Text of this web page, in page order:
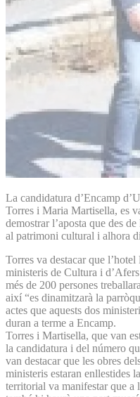
La candidatura d’Encamp
Torres i Maria Martisella, es
demostrar l’aposta que des
al patrimoni cultural i alhora
Torres va destacar que
ministeris de Cultura i
més de 200 persones
així “es dinamitzarà la
actes que aquests dos
duran a terme a Encamp.
Torres i Martisella, que van
la candidatura i del número
van destacar que les obres
ministeris estaran enllestides
territorial va manifestar que a